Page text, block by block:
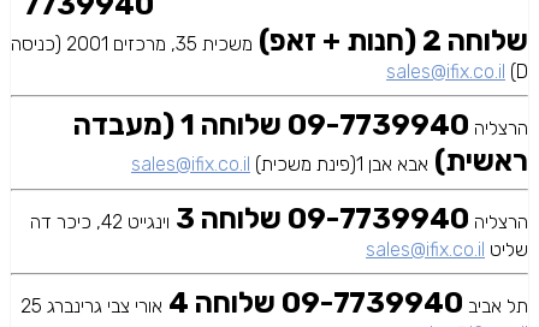
שלוחה 2 (חנות + זאפ)
משכית 35, מרכזים 2001 (כניסה
D)
sales@ifix.co.il
הרצליה
09-7739940 שלוחה 1 (מעבדה
ראשית) אבא אבן 1(פינת משכית) sales@ifix.co.il
הרצליה 09-7739940 שלוחה 3
וינגייט 42, כיכר דה
שליט sales@ifix.co.il
תל אביב 09-7739940 שלוחה 4
אורי צבי גרינברג 25